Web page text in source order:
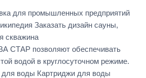
для промышленных предприятий
Заказать дизайн сауны,
скважина
СТАР позволяют обеспечивать
водой в круглосуточном режиме.
для воды Картриджи для воды